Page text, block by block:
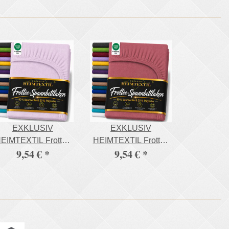
EXKLUSIV
Frottee
Spannbettlaken
Öko - Tex
9,54 € *
EXKLUSIV
HEIMTEXTIL Frottee
Spannbettlaken
Polyester Öko - Tex
9,54 € *